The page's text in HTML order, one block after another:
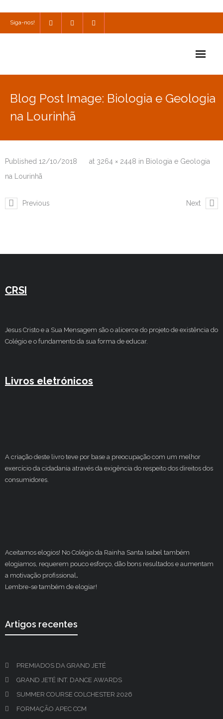
Siga-nos!
Escola
Consulta
Blog Post Image: Biologia e Geologia
na Lourinhã
Published 12/10/2018 at 3264 × 2448 in Biologia e Geologia
na Lourinhã
Previous Next
CRSI
Jesus Cristo e a Sua Mensagem são o alicerce do projeto de existência do
Colégio e o fundamento da sua forma de educar.
Livros eletrónicos
A criação deste livro teve por base a preocupação com um melhor
exercício da cidadania através da exigência do respeito dos direitos dos
consumidores.
Aceitamos elogios! No Colégio da Rainha Santa Isabel também
elogiamos, requerem pouco esforço, dão bons resultados e aumentam
a motivação profissional.
Lembre-se também de elogiar!
Artigos recentes
PREMIADOS DA GRAND JETÉ
GRAND JETÉ INT. DANCE AWARDS
SUMMER COURSE COLCHESTER 2026
FORMAÇÃO APEC CCM